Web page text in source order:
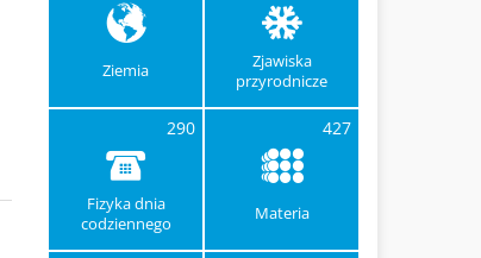
Ziemia
Zjawiska
przyrodnicze
290
Fizyka dnia
codziennego
427
Materia